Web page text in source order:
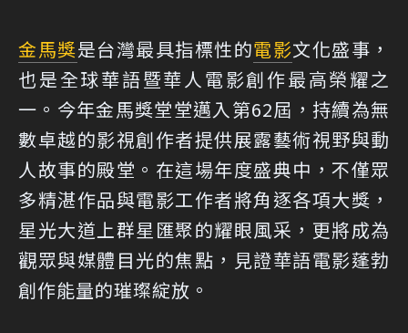
金馬獎是台灣最具指標性的電影文化盛事，
也是全球華語暨華人電影創作最高榮耀之
一。今年金馬獎堂堂邁入第62屆，持續為無
數卓越的影視創作者提供展露藝術視野與動
人故事的殿堂。在這場年度盛典中，不僅眾
多精湛作品與電影工作者將角逐各項大獎，
星光大道上群星匯聚的耀眼風采，更將成為
觀眾與媒體目光的焦點，見證華語電影蓬勃
創作能量的璀璨綻放。